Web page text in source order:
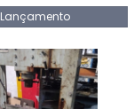
Lançamento